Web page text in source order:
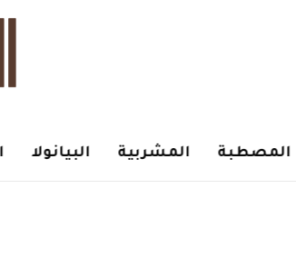
المصطبة المشربية البيانولا